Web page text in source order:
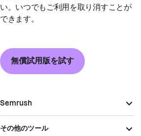
い。いつでもご利用を取り消すことが
できます。
無償試用版を試す
Semrush
その他のツール